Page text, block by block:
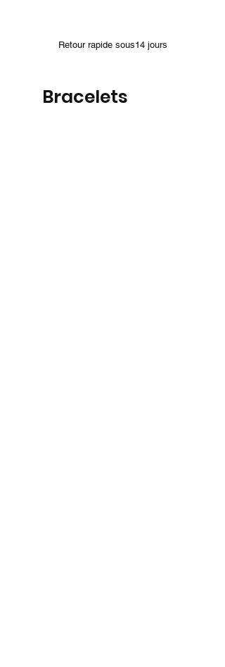
Retour rapide sous14 jours
Bracelets